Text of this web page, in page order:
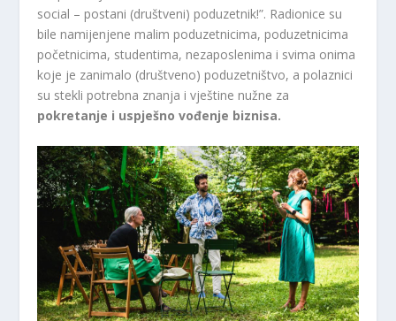
social – postani (društveni) poduzetnik!”. Radionice su
bile namijenjene malim poduzetnicima, poduzetnicima
početnicima, studentima, nezaposlenima i svima onima
koje je zanimalo (društveno) poduzetništvo, a polaznici
su stekli potrebna znanja i vještine nužne za
pokretanje i uspješno vođenje biznisa.